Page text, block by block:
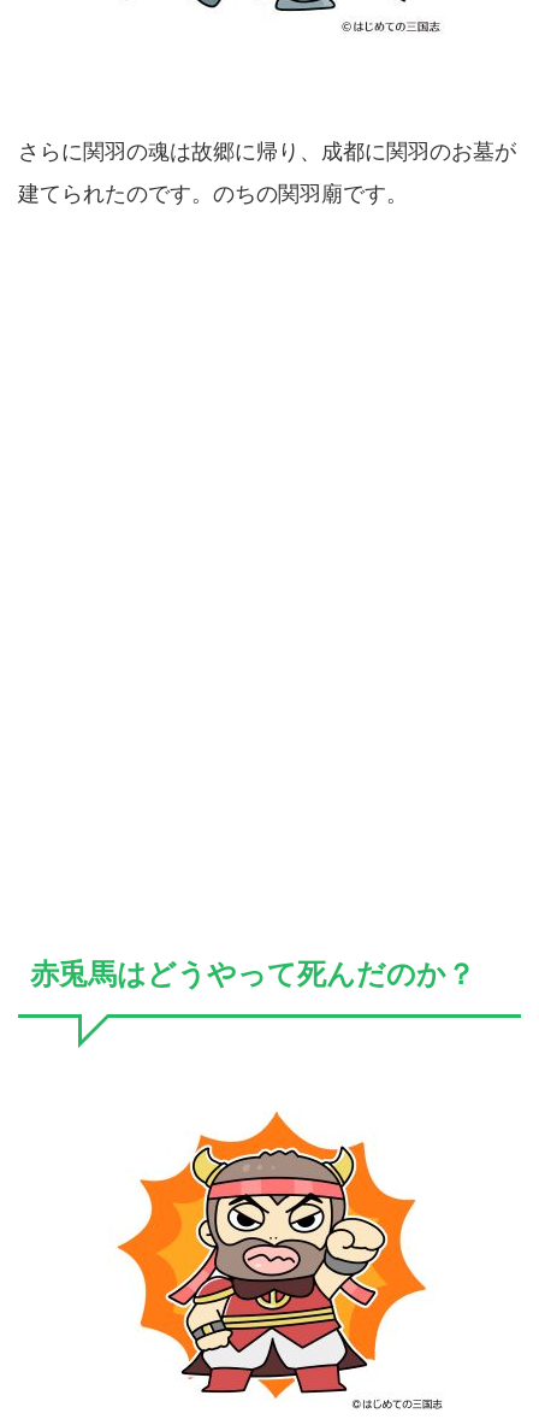
さらに関羽の魂は故郷に帰り、成都に関羽のお墓が
建てられたのです。のちの関羽廟です。
赤兎馬はどうやって死んだのか？